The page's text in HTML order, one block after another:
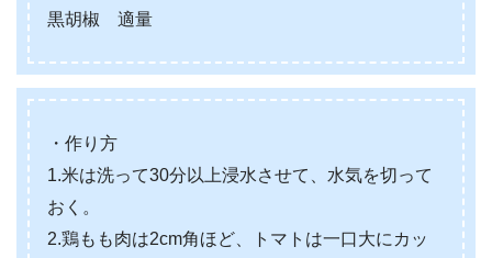
黒胡椒 適量
・作り方
1.米は洗って30分以上浸水させて、水気を切って
おく。
2.鶏もも肉は2cm角ほど、トマトは一口大にカッ